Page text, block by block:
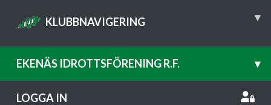
KLUBBNAVIGERING ▾
EKENÄS IDROTTSFÖRENING R.F. ▾
LOGGA IN